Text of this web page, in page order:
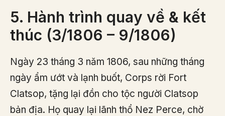
5. Hành trình quay về & kết
thúc (3/1806 – 9/1806)
Ngày 23 tháng 3 năm 1806, sau những tháng
ngày ẩm ướt và lạnh buốt, Corps rời Fort
Clatsop, tặng lại đồn cho tộc người Clatsop
bản địa. Họ quay lại lãnh thổ Nez Perce, chờ